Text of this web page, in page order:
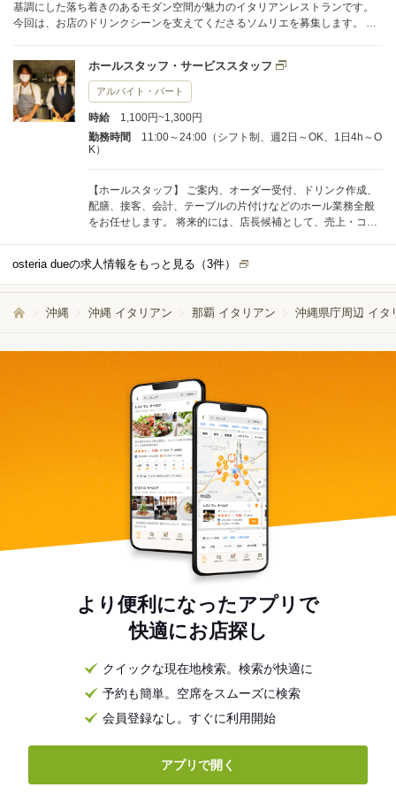
基調にした落ち着きのあるモダン空間が魅力のイタリアンレストランです。
今回は、お店のドリンクシーンを支えてくださるソムリエを募集します。 主
は、これまでの経験やスキルに応じた業務からスタートするため、無理なく
仕事に慣れていけます。 少しずつ担当範囲を広げながら、着実にステップア
ップしていきましょう。 将来的には、店長候補として店舗運営にも関わって
いただく予定です。 売上や原価の管理、スタッフのシフト調整、指導や育成
など、マネジメント業務にも挑戦できる環境です。 ソムリエとしての専門性
を活かしながら、飲食店運営のノウハウも身につけたい方に最適なポジショ
キルを活かしていただけます。 働く上で分からないことがあれば、気兼ねな
くご質問を！ さらなる成長を目指して、ぜひ当店で成長していきましょう
ホールスタッフ・サービススタッフ
アルバイト・パート
時給
1,100円~1,300円
勤務時間
11:00～24:00（シフト制、週2日～OK、1日4h～O
K）
【ホールスタッフ】 ご案内、オーダー受付、ドリンク作成、
配膳、接客、会計、テーブルの片付けなどのホール業務全般
をお任せします。 将来的には、店長候補として、売上・コス
osteria dueの求人情報をもっと見る（3件）
沖縄 沖縄 イタリアン 那覇 イタリアン 沖縄県庁周辺 イタ
より便利になったアプリで
快適にお店探し
クイックな現在地検索。検索が快適に
予約も簡単。空席をスムーズに検索
会員登録なし。すぐに利用開始
アプリで開く